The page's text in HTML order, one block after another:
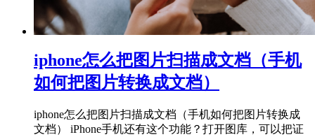
​iphone怎么把图片扫描成文档（手机
如何把图片转换成文档）
iphone怎么把图片扫描成文档（手机如何把图片转换成
文档） iPhone手机还有这个功能？打开图库，可以把证